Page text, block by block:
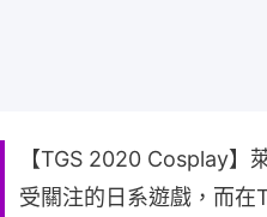
【TGS 2020 Cosplay】
受關注的日系遊戲，而在